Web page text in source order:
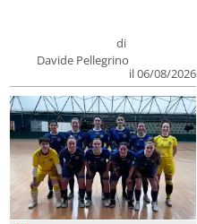
di
Davide Pellegrino
il 06/08/2026